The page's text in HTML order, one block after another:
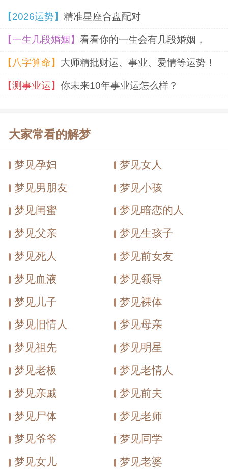
不喜欢别人干涉你的工作。有可能会和别人
做出秘密约定。
又是一种自我检查、自我监督的过程，使人
忆中的错误，所以是提高学习积极性和效率
的重要方法。
和男朋友吵架
【2026运势】精准星座合盘配对
【一生几段婚姻】看看你的一生会有几段婚姻，
【八字算命】 大师精批财运、事业、爱情等运势！
【测事业运】你未来10年事业运怎么样？
大家常看的解梦
梦见孕妇
梦见女人
梦见男朋友
梦见小孩
梦见闺蜜
梦见暗恋的人
梦见父亲
梦见生孩子
梦见死人
梦见前女友
梦见血液
梦见领导
梦见儿子
梦见裸体
梦见旧情人
梦见母亲
梦见祖先
梦见明星
梦见老板
梦见老情人
梦见亲戚
梦见前夫
梦见尸体
梦见老师
梦见爷爷
梦见同学
梦见女儿
梦见老婆